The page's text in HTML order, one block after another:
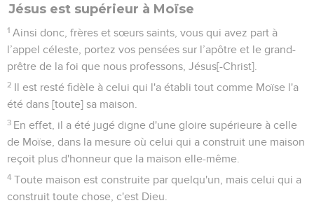
Jésus est supérieur à Moïse
1 Ainsi donc, frères et sœurs saints, vous qui avez part à
l’appel céleste, portez vos pensées sur l’apôtre et le grand-
prêtre de la foi que nous professons, Jésus[-Christ].
2 Il est resté fidèle à celui qui l'a établi tout comme Moïse l'a
été dans [toute] sa maison.
3 En effet, il a été jugé digne d'une gloire supérieure à celle
de Moïse, dans la mesure où celui qui a construit une maison
reçoit plus d'honneur que la maison elle-même.
4 Toute maison est construite par quelqu'un, mais celui qui a
construit toute chose, c'est Dieu.